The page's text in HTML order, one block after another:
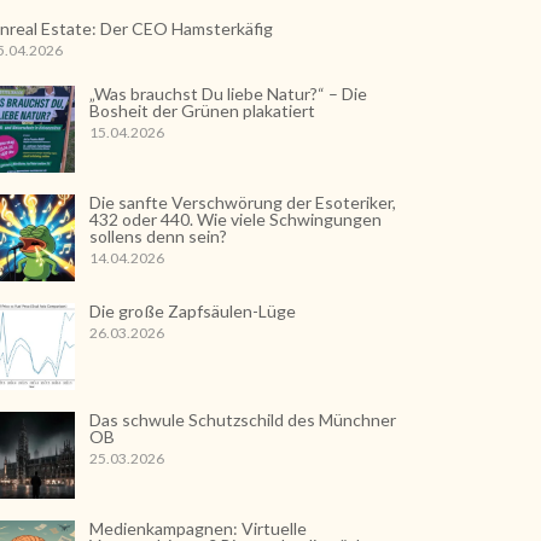
Estate: Der CEO Hamsterkäfig
„Was brauchst Du liebe Natur?“ – Die
Bosheit der Grünen plakatiert
15.04.2026
Die sanfte Verschwörung der Esoteriker,
432 oder 440. Wie viele Schwingungen
sollens denn sein?
14.04.2026
Die große Zapfsäulen-Lüge
26.03.2026
Das schwule Schutzschild des Münchner
OB
25.03.2026
Medienkampagnen: Virtuelle